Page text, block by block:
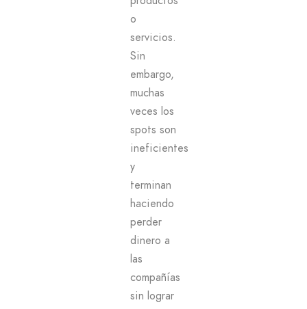
o
servicios.
Sin
embargo,
muchas
veces los
spots son
ineficientes
y
terminan
haciendo
perder
dinero a
las
compañías
sin lograr